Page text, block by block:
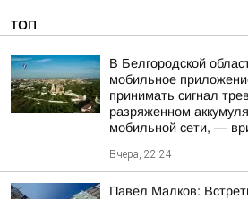
ТОП
В Белгородской
мобильное
принимать сигнал
разряженном
мобильной сети, —
Вчера, 22:24
Павел Малков: